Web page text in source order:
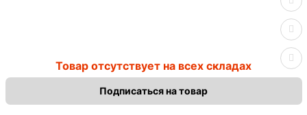
Товар отсутствует на всех складах
Подписаться на товар